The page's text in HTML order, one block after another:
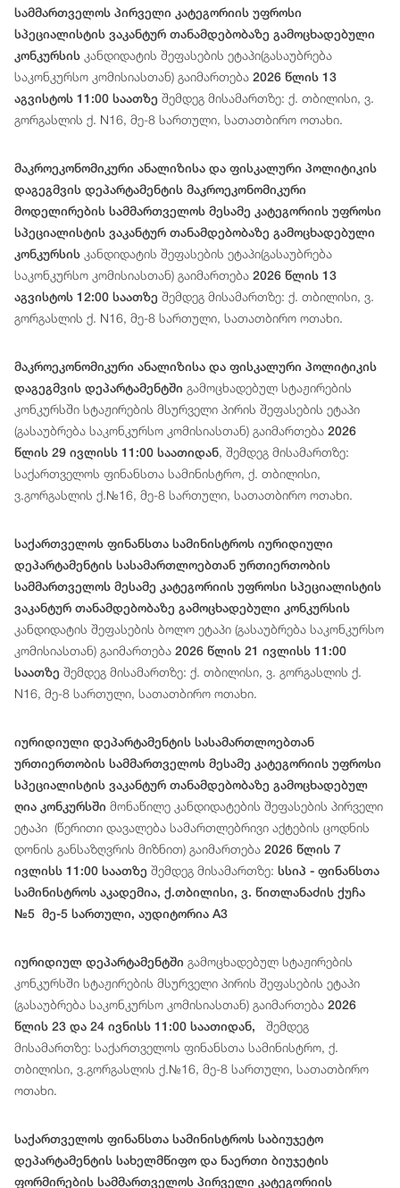
სამმართველოს პირველი კატეგორიის უფროსი
სპეციალისტის ვაკანტურ თანამდებობაზე გამოცხადებული
კონკურსის კანდიდატის შეფასების ეტაპი(გასაუბრება
საკონკურსო კომისიასთან) გაიმართება 2026 წლის 13
აგვისტოს 11:00 საათზე შემდეგ მისამართზე: ქ. თბილისი, ვ.
გორგასლის ქ. N16, მე-8 სართული, სათათბირო ოთახი.
მაკროეკონომიკური ანალიზისა და ფისკალური პოლიტიკის
დაგეგმვის დეპარტამენტის მაკროეკონომიკური
მოდელირების სამმართველოს მესამე კატეგორიის უფროსი
სპეციალისტის ვაკანტურ თანამდებობაზე გამოცხადებული
კონკურსის კანდიდატის შეფასების ეტაპი(გასაუბრება
საკონკურსო კომისიასთან) გაიმართება 2026 წლის 13
აგვისტოს 12:00 საათზე შემდეგ მისამართზე: ქ. თბილისი, ვ.
გორგასლის ქ. N16, მე-8 სართული, სათათბირო ოთახი.
მაკროეკონომიკური ანალიზისა და ფისკალური პოლიტიკის
დაგეგმვის დეპარტამენტში გამოცხადებულ სტაჟირების
კონკურსში სტაჟირების მსურველი პირის შეფასების ეტაპი
(გასაუბრება საკონკურსო კომისიასთან) გაიმართება 2026
წლის 29 ივლისს 11:00 საათიდან, შემდეგ მისამართზე:
საქართველოს ფინანსთა სამინისტრო, ქ. თბილისი,
ვ.გორგასლის ქ.№16, მე-8 სართული, სათათბირო ოთახი.
საქართველოს ფინანსთა სამინისტროს იურიდიული
დეპარტამენტის სასამართლოებთან ურთიერთობის
სამმართველოს მესამე კატეგორიის უფროსი სპეციალისტის
ვაკანტურ თანამდებობაზე გამოცხადებული კონკურსის
კანდიდატის შეფასების ბოლო ეტაპი (გასაუბრება საკონკურსო
კომისიასთან) გაიმართება 2026 წლის 21 ივლისს 11:00
საათზე შემდეგ მისამართზე: ქ. თბილისი, ვ. გორგასლის ქ.
N16, მე-8 სართული, სათათბირო ოთახი.
იურიდიული დეპარტამენტის სასამართლოებთან
ურთიერთობის სამმართველოს მესამე კატეგორიის უფროსი
სპეციალისტის ვაკანტურ თანამდებობაზე გამოცხადებულ
ღია კონკურსში მონაწილე კანდიდატების შეფასების პირველი
ეტაპი (წერითი დავალება სამართლებრივი აქტების ცოდნის
დონის განსაზღვრის მიზნით) გაიმართება 2026 წლის 7
ივლისს 11:00 საათზე შემდეგ მისამართზე: სსიპ - ფინანსთა
სამინისტროს აკადემია, ქ.თბილისი, ვ. წითლანაძის ქუჩა
№5 მე-5 სართული, აუდიტორია A3
იურიდიულ დეპარტამენტში გამოცხადებულ სტაჟირების
კონკურსში სტაჟირების მსურველი პირის შეფასების ეტაპი
(გასაუბრება საკონკურსო კომისიასთან) გაიმართება 2026
წლის 23 და 24 ივნისს 11:00 საათიდან,
შემდეგ
მისამართზე: საქართველოს ფინანსთა სამინისტრო, ქ.
თბილისი, ვ.გორგასლის ქ.№16, მე-8 სართული, სათათბირო
ოთახი.
საქართველოს ფინანსთა სამინისტროს საბიუჯეტო
დეპარტამენტის სახელმწიფო და ნაერთი ბიუჯეტის
ფორმირების სამმართველოს პირველი კატეგორიის